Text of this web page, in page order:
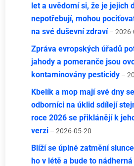
let a uvědomí si, že je jejich
nepotřebují, mohou
na své duševní zdraví –
Zpráva evropských úřadů
jahody a pomeranče jsou
kontaminovány pesticidy –
Kbelík a mop mají své dny
odborníci na úklid sdílejí
roce 2026 se přiklánějí k
verzi – 2026-05-20
Blíží se úplné zatmění
ho v létě a bude to